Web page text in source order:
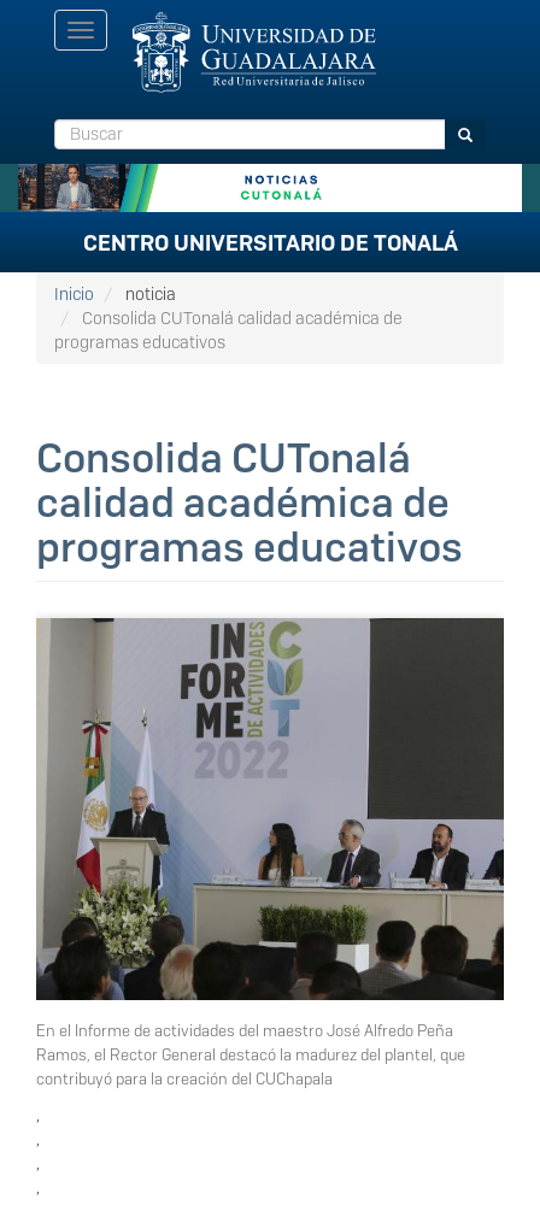
Toggle
navigation
Buscar Buscar
CENTRO UNIVERSITARIO DE TONALÁ
Inicio
noticia
Consolida CUTonalá calidad académica de
programas educativos
Consolida CUTonalá
calidad académica de
programas educativos
En el Informe de actividades del maestro José Alfredo Peña
Ramos, el Rector General destacó la madurez del plantel, que
contribuyó para la creación del CUChapala
,
,
,
,